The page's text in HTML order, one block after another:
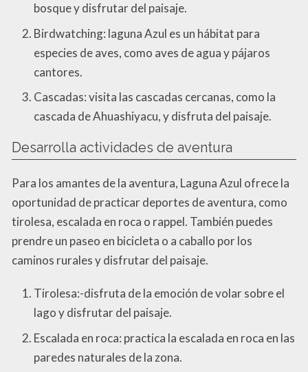
bosque y disfrutar del paisaje.
Birdwatching: laguna Azul es un hábitat para
especies de aves, como aves de agua y pájaros
cantores.
Cascadas: visita las cascadas cercanas, como la
cascada de Ahuashiyacu, y disfruta del paisaje.
Desarrolla actividades de aventura
Para los amantes de la aventura, Laguna Azul ofrece la
oportunidad de practicar deportes de aventura, como
tirolesa, escalada en roca o rappel. También puedes
prendre un paseo en bicicleta o a caballo por los
caminos rurales y disfrutar del paisaje.
Tirolesa:-disfruta de la emoción de volar sobre el
lago y disfrutar del paisaje.
Escalada en roca: practica la escalada en roca en las
paredes naturales de la zona.